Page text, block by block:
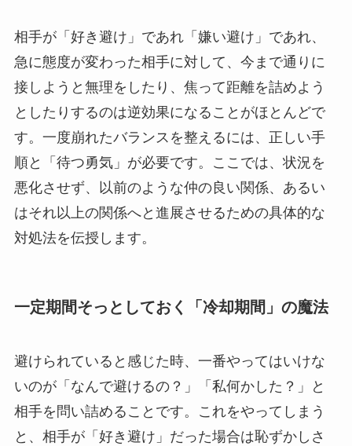
相手が「好き避け」であれ「嫌い避け」であれ、
急に態度が変わった相手に対して、今まで通りに
接しようと無理をしたり、焦って距離を詰めよう
としたりするのは逆効果になることがほとんどで
す。一度崩れたバランスを整えるには、正しい手
順と「待つ勇気」が必要です。ここでは、状況を
悪化させず、以前のような仲の良い関係、あるい
はそれ以上の関係へと進展させるための具体的な
対処法を伝授します。
一定期間そっとしておく「冷却期間」の魔法
避けられていると感じた時、一番やってはいけな
いのが「なんで避けるの？」「私何かした？」と
相手を問い詰めることです。これをやってしまう
と、相手が「好き避け」だった場合は恥ずかしさ